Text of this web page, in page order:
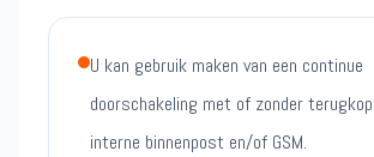
U kan gebruik maken van een continue
doorschakeling met of zonder
interne binnenpost en/of GSM.